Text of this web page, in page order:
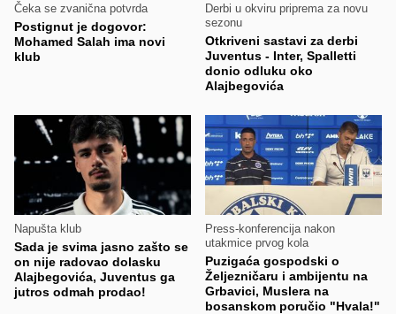
Čeka se zvanična potvrda
Postignut je dogovor:
Mohamed Salah ima novi
klub
Derbi u okviru priprema za novu
sezonu
Otkriveni sastavi za derbi
Juventus - Inter, Spalletti
donio odluku oko
Alajbegovića
Napušta klub
Sada je svima jasno zašto se
on nije radovao dolasku
Alajbegovića, Juventus ga
jutros odmah prodao!
Press-konferencija nakon
utakmice prvog kola
Puzigaća gospodski o
Željezničaru i ambijentu na
Grbavici, Muslera na
bosanskom poručio "Hvala!"